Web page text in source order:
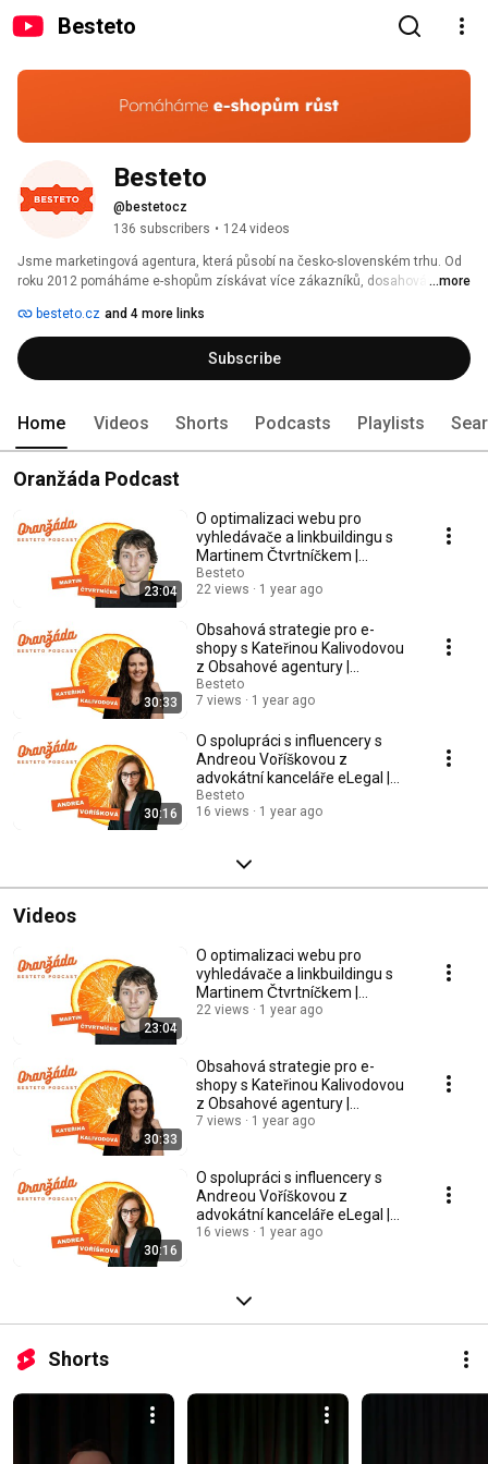
Besteto
Besteto
@bestetocz
136 subscribers • 124 videos
Jsme marketingová agentura, která působí na česko-slovenském trhu. Od
roku 2012 pomáháme e-shopům získávat více zákazníků, dosahování
sociální reklamy, srovnávače zboží, SEO, e-mailing, správa dodavatelských
feedů, cenotvorba, marketplaces, expanze, obsahový marketing a všechny
marketingové kanály zároveň.
...more
besteto.cz and 4 more links
Subscribe
Home Videos Shorts Podcasts Playlists
Oranžáda Podcast
23:04
O optimalizaci webu pro
vyhledávače a linkbuildingu s
Martinem Čtvrtníčkem |
Oranžáda Podcast
Besteto
22 views
1 year ago
30:33
Obsahová strategie pro e-
shopy s Kateřinou Kalivodovou
z Obsahové agentury |
Oranžáda Podcast
Besteto
7 views
1 year ago
30:16
O spolupráci s influencery s
Andreou Voříškovou z
advokátní kanceláře eLegal |
Oranžáda Podcast
Besteto
16 views
1 year ago
Videos
23:04
O optimalizaci webu pro
vyhledávače a linkbuildingu s
Martinem Čtvrtníčkem |
Oranžáda Podcast
22 views 1 year ago
30:33
Obsahová strategie pro e-
shopy s Kateřinou Kalivodovou
z Obsahové agentury |
Oranžáda Podcast
7 views 1 year ago
30:16
O spolupráci s influencery s
Andreou Voříškovou z
advokátní kanceláře eLegal |
Oranžáda Podcast
16 views 1 year ago
Shorts